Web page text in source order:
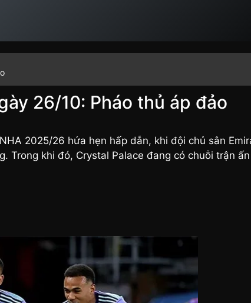
26/10: Pháo thủ áp đảo
2025/26 hứa hẹn hấp dẫn, khi đội chủ sân
khi đó, Crystal Palace đang có chuỗi trận